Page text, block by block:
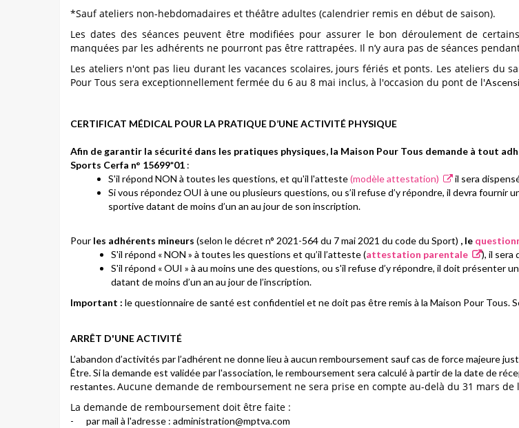
*Sauf ateliers non-hebdomadaires et théâtre adultes (calendrier remis en début de saison).
Les dates des séances peuvent être modifiées pour assurer le bon déroulement de
manquées par les adhérents ne pourront pas être rattrapées. Il n’y aura pas de séances
Les ateliers n'ont pas lieu durant les vacances scolaires, jours fériés et ponts. Les ateliers du
Pour Tous sera exceptionnellement fermée du 6 au 8 mai inclus, à l'occasion du pont de l'
CERTIFICAT MÉDICAL POUR LA PRATIQUE D’UNE ACTIVITÉ PHYSIQUE
Afin de garantir la sécurité dans les pratiques physiques, la Maison Pour Tous demande à tout
Sports Cerfa n° 15699*01 :
S'il répond NON à toutes les questions, et qu'il l'atteste(modèle attestation)
il sera
Si vous répondez OUI à une ou plusieurs questions, ou s’il refuse d’y répondre, il devra
sportive datant de moins d’un an au jour de son inscription.
Pour les adhérents mineurs (selon le décret n° 2021-564 du 7 mai 2021 du code du Sport) , le
S'il répond « NON » à toutes les questions et qu’il l’atteste (attestation parentale
), il sera
S'il répond « OUI » à au moins une des questions, ou s'il refuse d’y répondre, il doit
datant de moins d’un an au jour de l’inscription.
Important : le questionnaire de santé est confidentiel et ne doit pas être remis à la Maison Pour Tous.
ARRÊT D'UNE ACTIVITÉ
L’abandon d’activités par l’adhérent ne donne lieu à aucun remboursement sauf cas de force majeure
Être. Si la demande est validée par l'association, le remboursement sera calculé à partir de la date de
restantes.Aucune demande de remboursement ne sera prise en compte au-delà du 31 mars de
La demande de remboursement doit être faite :
- par mail à l'adresse : administration@mptva.com